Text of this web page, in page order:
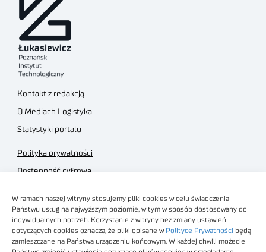
W ramach naszej witryny stosujemy pliki cookies w celu świadczenia
Państwu usług na najwyższym poziomie, w tym w sposób dostosowany do
indywidualnych potrzeb. Korzystanie z witryny bez zmiany ustawień
dotyczących cookies oznacza, że pliki opisane w Polityce Prywatności będą
zamieszczane na Państwa urządzeniu końcowym. W każdej chwili możecie
Kontakt z redakcją
O Mediach Logistyka
Statystyki portalu
Polityka prywatności
Dostępność cyfrowa
Regulamin sklepu